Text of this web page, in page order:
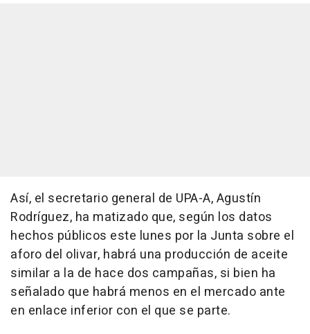
Así, el secretario general de UPA-A, Agustín
Rodríguez, ha matizado que, según los datos
hechos públicos este lunes por la Junta sobre el
aforo del olivar, habrá una producción de aceite
similar a la de hace dos campañas, si bien ha
señalado que habrá menos en el mercado ante
en enlace inferior con el que se parte.